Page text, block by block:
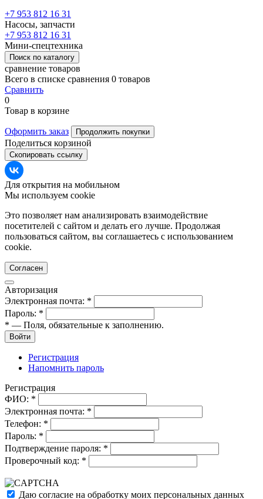
+7 953 812 16 31
Насосы, запчасти
+7 953 812 16 31
Мини-спецтехника
Поиск по каталогу
сравнение товаров
Всего в списке сравнения 0 товаров
Сравнить
0
Товар в корзине
Оформить заказ Продолжить покупки
Поделиться корзиной
Скопировать ссылку
Для открытия на мобильном
Мы используем cookie
Это позволяет нам анализировать взаимодействие
посетителей с сайтом и делать его лучше. Продолжая
пользоваться сайтом, вы соглашаетесь с использованием
cookie.
Согласен
Авторизация
Электронная почта: *
Пароль: *
* — Поля, обязательные к заполнению.
Войти
Регистрация
Напомнить пароль
Регистрация
ФИО: *
Электронная почта: *
Телефон: *
Пароль: *
Подтверждение пароля: *
Проверочный код: *
Даю согласие на обработку моих персональных данных